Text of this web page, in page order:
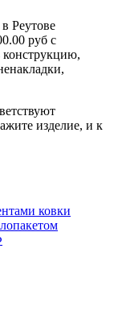
Реутове
руб с
изделие, и к
ковки